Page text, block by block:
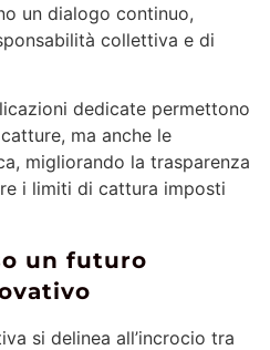
un dialogo continuo,
collettiva e di
dedicate permettono
ma anche le
migliorando la trasparenza
i limiti di cattura imposti
un futuro
si delinea all’incrocio tra